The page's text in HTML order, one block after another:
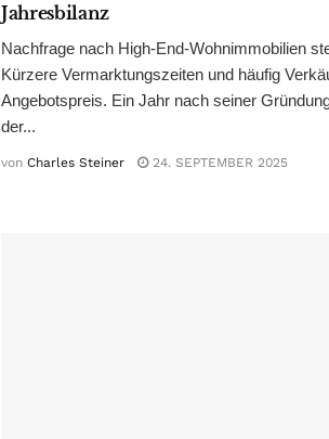
Jahresbilanz
Nachfrage nach High-End-Wohnimmobilien
Kürzere Vermarktungszeiten und häufig
Angebotspreis. Ein Jahr nach seiner
der...
von Charles Steiner 24. SEPTEMBER 2025